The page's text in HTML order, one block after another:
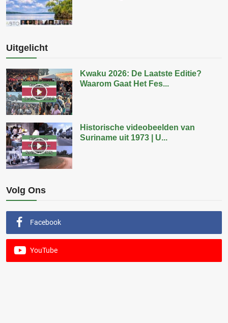
Uitgelicht
Kwaku 2026: De Laatste Editie?
Waarom Gaat Het Fes...
Historische videobeelden van
Suriname uit 1973 | U...
Volg Ons
Facebook
YouTube